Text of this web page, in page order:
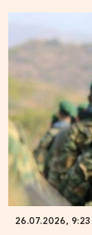
26.07.2026, 9:23